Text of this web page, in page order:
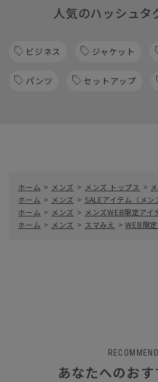
人気のハッシュタ
ビジネス ジャケット
パンツ セットアップ
ホーム > メンズ > メンズ トップス >
ホーム > メンズ > SALEアイテム（メン
ホーム > メンズ > メンズWEB限定アイ
ホーム > メンズ > スマみえ > WEB限
RECOMMEND
あなたへのお